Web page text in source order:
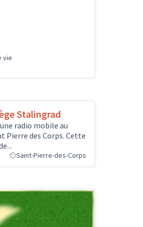
vie
Stalingrad
radio mobile au
Pierre des Corps. Cette
Saint-Pierre-des-Corps